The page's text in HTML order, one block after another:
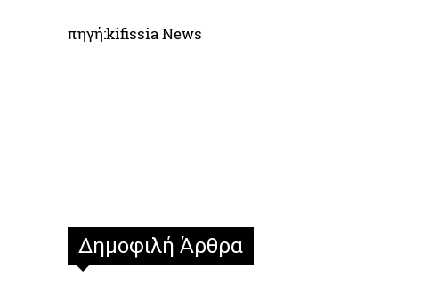
πηγή:kifissia News
Δημοφιλή Άρθρα